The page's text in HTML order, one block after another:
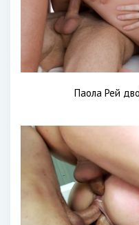
Паола Рей